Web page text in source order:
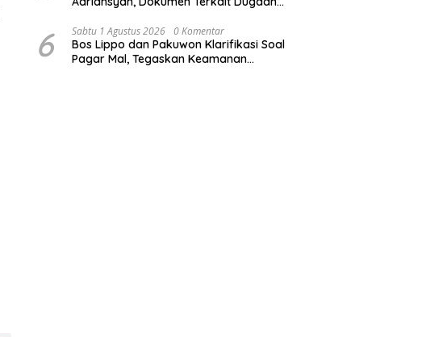
6 Sabtu 1 Agustus 2026 0 Komentar
Bos Lippo dan Pakuwon Klarifikasi Soal
Pagar Mal, Tegaskan Keamanan